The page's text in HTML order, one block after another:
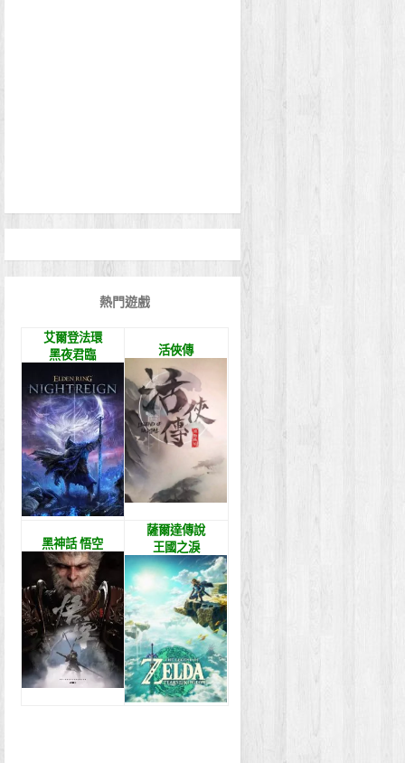
熱門遊戲
艾爾登法環
黑夜君臨
活俠傳
黑神話 悟空
薩爾達傳說
王國之淚